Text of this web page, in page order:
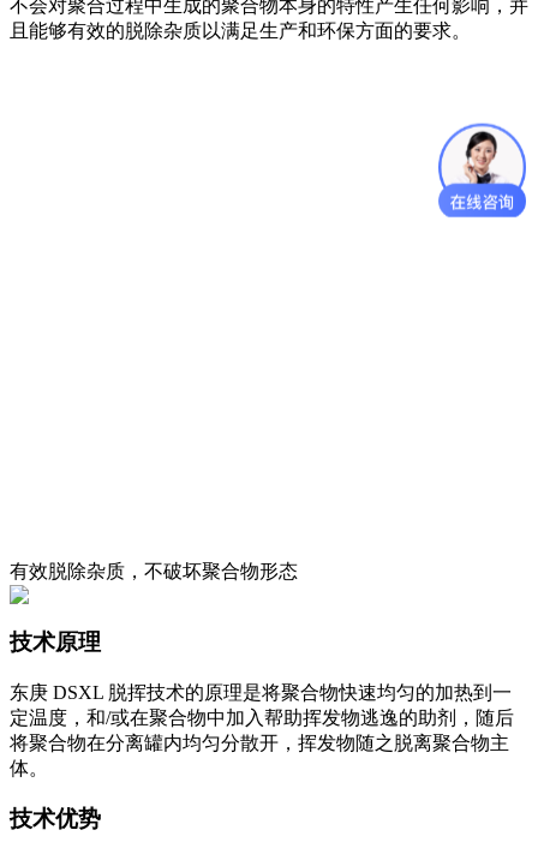
不会对聚合过程中生成的聚合物本身的特性产生任何影响，并
且能够有效的脱除杂质以满足生产和环保方面的要求。
有效脱除杂质，不破坏聚合物形态
技术原理
东庚 DSXL 脱挥技术的原理是将聚合物快速均匀的加热到一
定温度，和/或在聚合物中加入帮助挥发物逃逸的助剂，随后
将聚合物在分离罐内均匀分散开，挥发物随之脱离聚合物主
体。
技术优势